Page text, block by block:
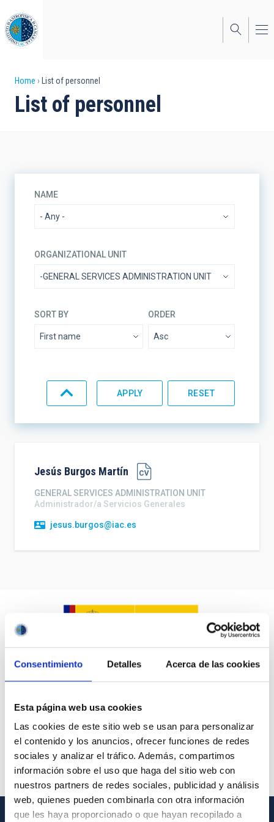
Consentimiento Detalles Acerca de las cookies
Esta página web usa cookies
Las cookies de este sitio web se usan para personalizar
el contenido y los anuncios, ofrecer funciones de redes
sociales y analizar el tráfico. Además, compartimos
información sobre el uso que haga del sitio web con
nuestros partners de redes sociales, publicidad y análisis
web, quienes pueden combinarla con otra información
que les haya proporcionado o que hayan recopilado a
to
main
content
Breadcrumb
Home List of personnel
List of personnel
NAME
ORGANIZATIONAL UNIT
SORT BY ORDER
Jesús Burgos Martín
GENERAL SERVICES ADMINISTRATION UNIT
Administrador/a Servicios Generales
jesus.burgos@iac.es